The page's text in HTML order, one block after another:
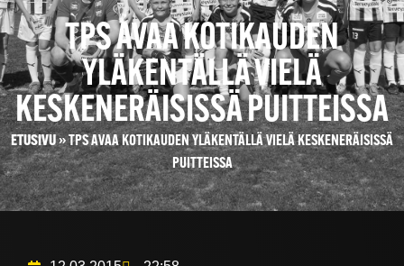
TPS AVAA KOTIKAUDEN
YLÄKENTÄLLÄ VIELÄ
KESKENERÄISISSÄ PUITTEISSA
ETUSIVU»TPS AVAA KOTIKAUDEN YLÄKENTÄLLÄ VIELÄ KESKENERÄISISSÄ
PUITTEISSA